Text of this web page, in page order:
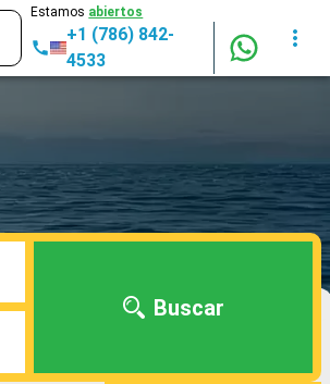
Estamos abiertos
+1 (786) 842-
4533
Buscar